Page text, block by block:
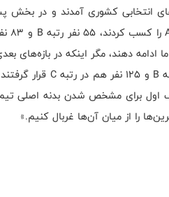
را از میان آن‌ها غربال کنیم.»